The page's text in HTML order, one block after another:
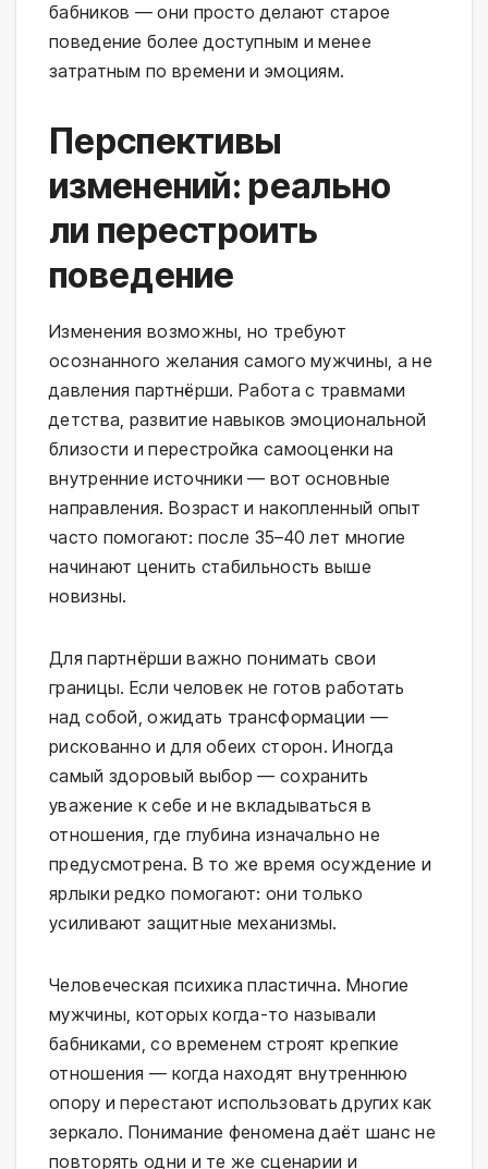
бабников — они просто делают старое
поведение более доступным и менее
затратным по времени и эмоциям.
Перспективы
изменений: реально
ли перестроить
поведение
Изменения возможны, но требуют
осознанного желания самого мужчины, а не
давления партнёрши. Работа с травмами
детства, развитие навыков эмоциональной
близости и перестройка самооценки на
внутренние источники — вот основные
направления. Возраст и накопленный опыт
часто помогают: после 35–40 лет многие
начинают ценить стабильность выше
новизны.
Для партнёрши важно понимать свои
границы. Если человек не готов работать
над собой, ожидать трансформации —
рискованно и для обеих сторон. Иногда
самый здоровый выбор — сохранить
уважение к себе и не вкладываться в
отношения, где глубина изначально не
предусмотрена. В то же время осуждение и
ярлыки редко помогают: они только
усиливают защитные механизмы.
Человеческая психика пластична. Многие
мужчины, которых когда-то называли
бабниками, со временем строят крепкие
отношения — когда находят внутреннюю
опору и перестают использовать других как
зеркало. Понимание феномена даёт шанс не
повторять одни и те же сценарии и